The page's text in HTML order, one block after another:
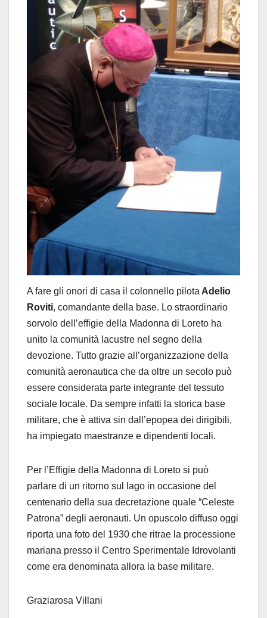
A fare gli onori di casa il colonnello pilota Adelio
Roviti, comandante della base. Lo straordinario
sorvolo dell’effigie della Madonna di Loreto ha
unito la comunità lacustre nel segno della
devozione. Tutto grazie all’organizzazione della
comunità aeronautica che da oltre un secolo può
essere considerata parte integrante del tessuto
sociale locale. Da sempre infatti la storica base
militare, che è attiva sin dall’epopea dei dirigibili,
ha impiegato maestranze e dipendenti locali.
Per l’Effigie della Madonna di Loreto si può
parlare di un ritorno sul lago in occasione del
centenario della sua decretazione quale “Celeste
Patrona” degli aeronauti. Un opuscolo diffuso oggi
riporta una foto del 1930 che ritrae la processione
mariana presso il Centro Sperimentale Idrovolanti
come era denominata allora la base militare.
Graziarosa Villani